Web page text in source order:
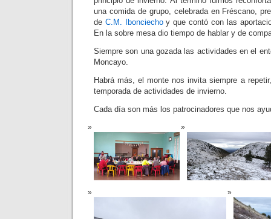
una comida de grupo, celebrada en Fréscano,
de C.M. Ibonciechoy que contó con las
En la sobre mesa dio tiempo de hablar y de
Siempre son una gozada las actividades en el
Moncayo.
Habrá más, el monte nos invita siempre a
temporada de actividades de invierno.
Cada día son más los patrocinadores que nos